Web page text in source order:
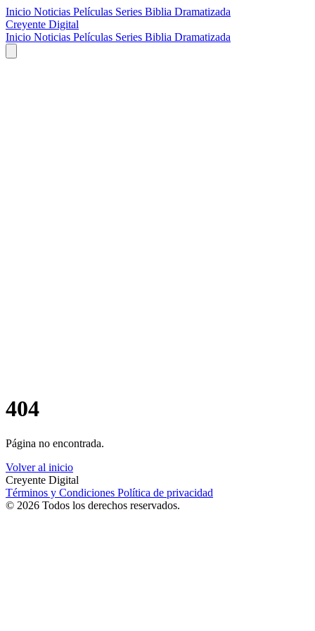
Inicio Noticias Películas Series Biblia Dramatizada
Creyente Digital
Inicio Noticias Películas Series Biblia Dramatizada
404
Página no encontrada.
Volver al inicio
Creyente Digital
Términos y Condiciones Política de privacidad
© 2026 Todos los derechos reservados.